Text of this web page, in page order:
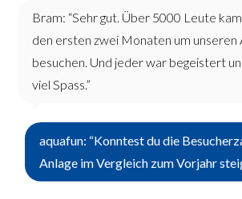
Bram: “Sehr gut. Über 5000 Leute
den ersten zwei Monaten um unseren
besuchen. Und jeder war begeistert
viel Spass.”
aquafun: “Konntest du die
Anlage im Vergleich zum Vorjahr